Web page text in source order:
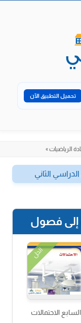
تحميل التطبيق الآن
الرياضيات»
الثاني
إلى فصول
الحل
الاحتمالات